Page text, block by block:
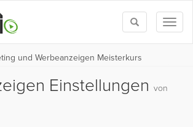
Toggle
search
und Werbeanzeigen Meisterkurs
Einstellungen von